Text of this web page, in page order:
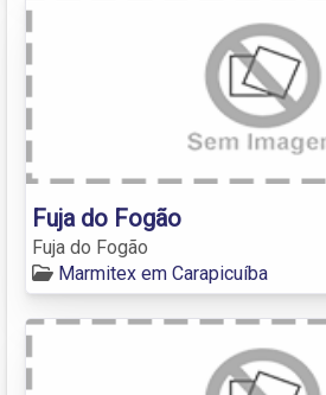
Fuja do Fogão
Fuja do Fogão
Marmitex em Carapicuíba